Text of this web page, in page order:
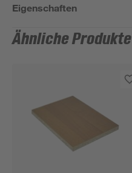
Eigenschaften
Ähnliche Produkte